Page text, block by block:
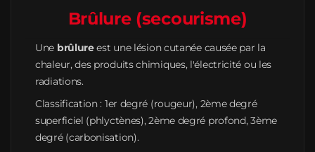
Brûlure (secourisme)
Une brûlureest une lésion cutanée causée par la
chaleur, des produits chimiques, l'électricité ou les
radiations.
Classification : 1er degré (rougeur), 2ème degré
superficiel (phlyctènes), 2ème degré profond, 3ème
degré (carbonisation).